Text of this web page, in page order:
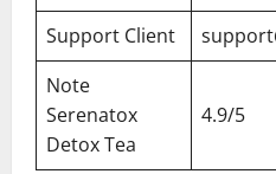
Support Client
Note
Serenatox
Detox Tea
4.9/5